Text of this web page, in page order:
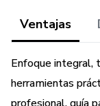
los coaches
Caracterizado por
libro ofrece:
Ventajas
Enfoque integral,
herramientas